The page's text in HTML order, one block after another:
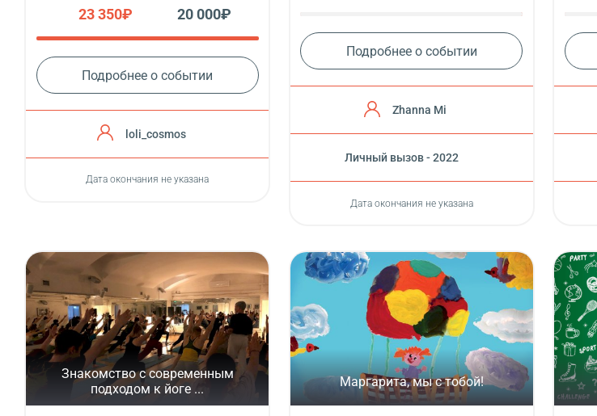
23 350₽ 20 000₽
Подробнее о событии
loli_cosmos
Дата окончания не указана
Подробнее о событии
Zhanna Mi
Личный вызов - 2022
Дата окончания не указана
Знакомство с современным
подходом к йоге ...
Маргарита, мы с тобой!